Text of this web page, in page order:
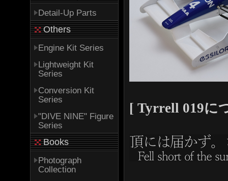
Detail-Up Parts
Others
Engine Kit Series
Lightweight Kit
Series
Conversion Kit
Series
"DIVE NINE" Figure
Series
Books
Photograph
Collection
[ Tyrrell 019に